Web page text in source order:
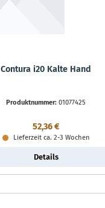
Contura i20 Kalte Hand
Produktnummer: 01077425
Regulärer Preis:
52,36 €
Lieferzeit ca. 2-3 Wochen
Details